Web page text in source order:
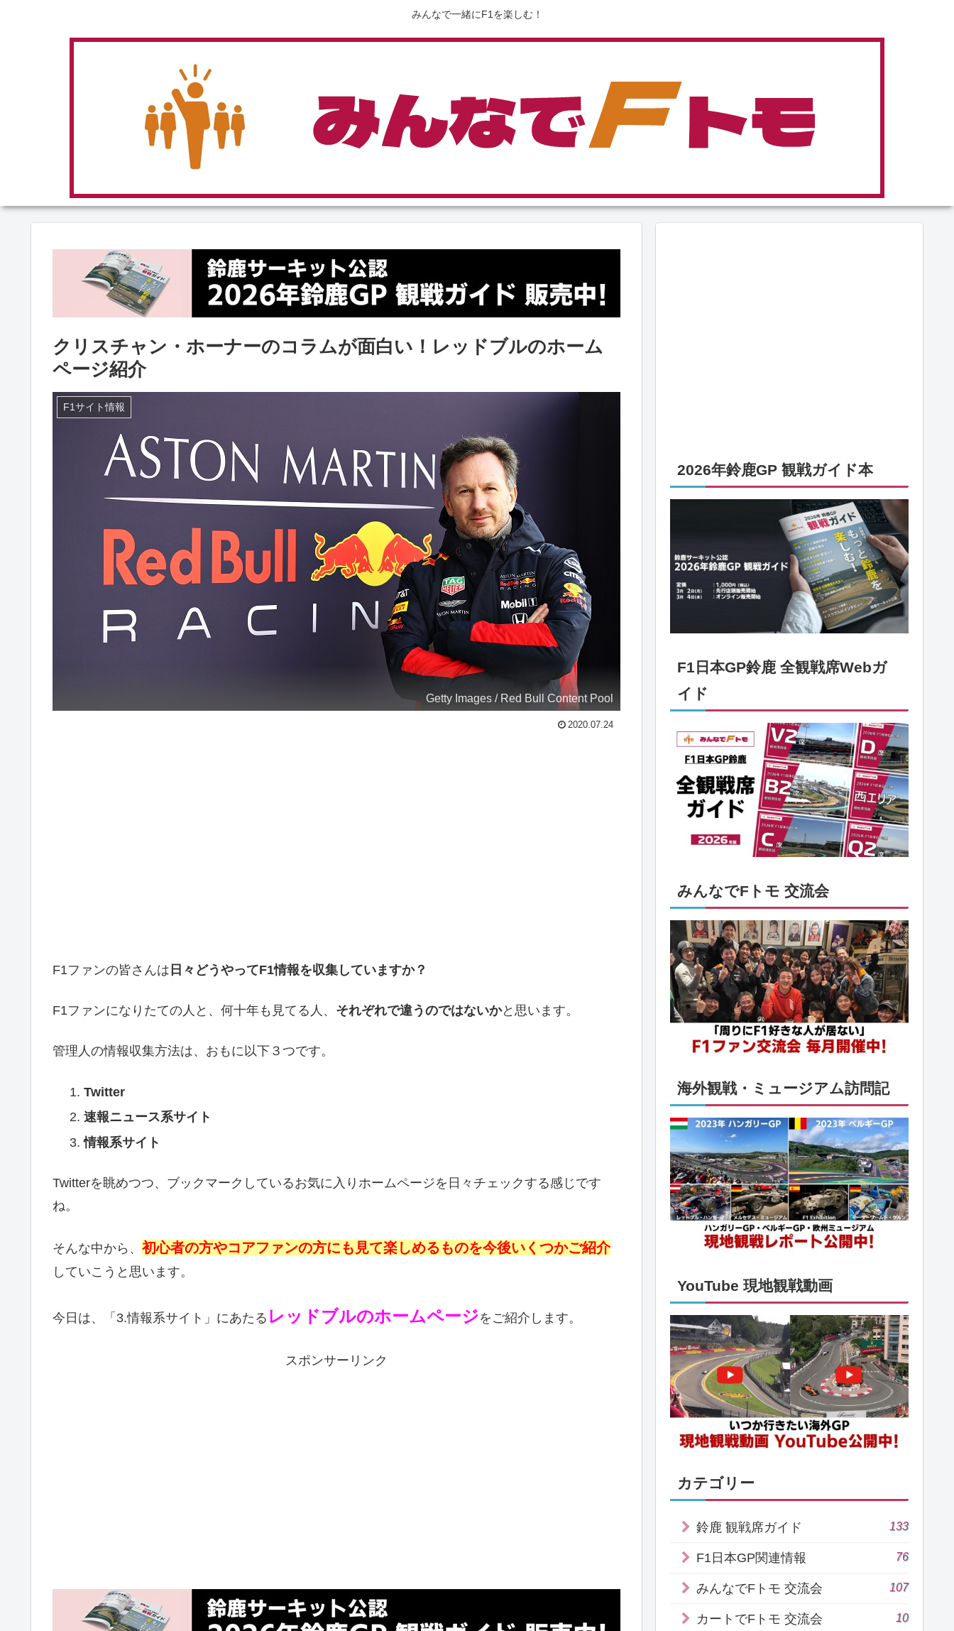
みんなで一緒にF1を楽しむ！
クリスチャン・ホーナーのコラムが面白い！レッドブルのホーム
ページ紹介
F1サイト情報
Getty Images / Red Bull Content Pool
2020.07.24
F1ファンの皆さんは 日々どうやってF1情報を収集していますか？
F1ファンになりたての人と、何十年も見てる人、 それぞれで違うのではないかと思います。
管理人の情報収集方法は、おもに以下３つです。
Twitter
速報ニュース系サイト
情報系サイト
Twitterを眺めつつ、ブックマークしているお気に入りホームページを日々チェックする感じです
ね。
そんな中から、 初心者の方やコアファンの方にも見て楽しめるものを今後いくつかご紹介
していこうと思います。
今日は、「3.情報系サイト」にあたる レッドブルのホームページをご紹介します。
スポンサーリンク
2026年鈴鹿GP 観戦ガイド本
F1日本GP鈴鹿 全観戦席Webガ
イド
みんなでFトモ 交流会
海外観戦・ミュージアム訪問記
YouTube 現地観戦動画
カテゴリー
鈴鹿 観戦席ガイド 133
F1日本GP関連情報 76
みんなでFトモ 交流会 107
カートでFトモ 交流会 10